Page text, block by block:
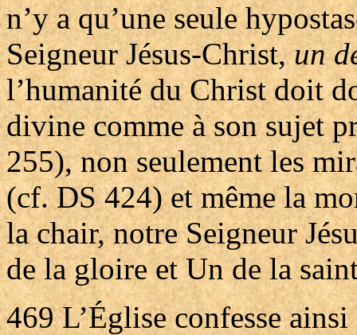
n’y a qu’une seule
Seigneur Jésus-Christ,un
l’humanité du Christ doit
divine comme à son sujet
255), non seulement les
(cf. DS 424) et même la
la chair, notre Seigneur
de la gloire et Un de la
469 L’Église confesse